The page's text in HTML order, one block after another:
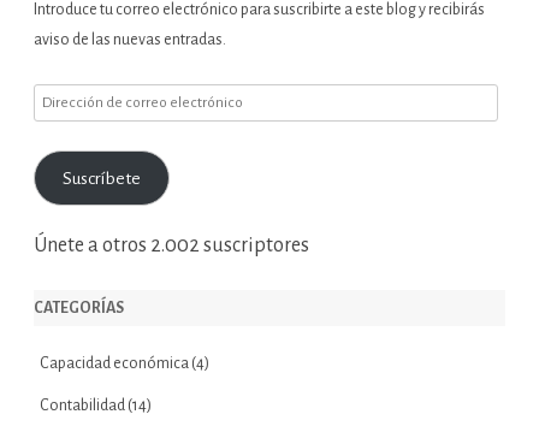
Introduce tu correo electrónico para suscribirte a este blog y recibirás
aviso de las nuevas entradas.
Dirección
correo
electrónico
Suscríbete
Únete a otros 2.002 suscriptores
CATEGORÍAS
Capacidad económica (4)
Contabilidad (14)